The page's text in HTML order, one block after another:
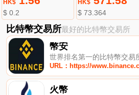
HK$
$ 0.2
HK$
$ 73.364
比特幣交易所最好的比特幣交易所
幣安
世界排名第一的比特幣交易
URL：https://
火幣